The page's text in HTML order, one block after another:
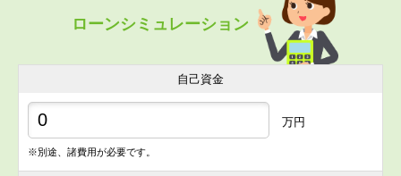
ローンシミュレーション
自己資金
万円
※別途、諸費用が必要です。